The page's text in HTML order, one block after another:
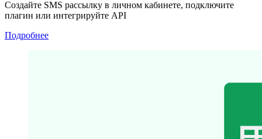
Создайте SMS рассылку в личном кабинете, подключите
плагин или интегрируйте API
Подробнее